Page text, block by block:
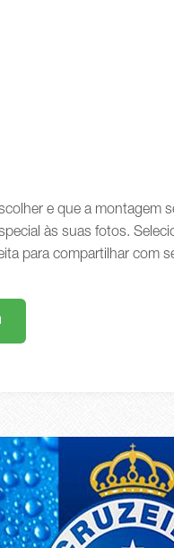
e que a montagem
às suas fotos.
para compartilhar com